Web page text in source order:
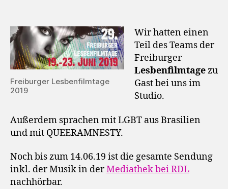
Freiburger Lesbenfilmtage
2019
Wir hatten einen
Teil des Teams der
Freiburger
Lesbenfilmtagezu
Gast bei uns im
Studio.
Außerdem sprachen mit LGBT aus Brasilien
und mit QUEERAMNESTY.
Noch bis zum 14.06.19 ist die gesamte Sendung
inkl. der Musik in derMediathek bei RDL
nachhörbar.